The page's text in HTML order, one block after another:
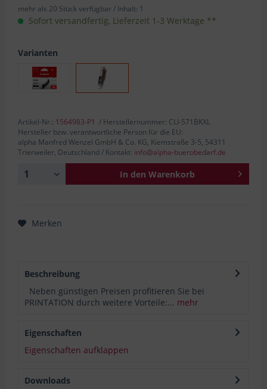
mehr als 20 Stück verfügbar / Inhalt: 1
Sofort versandfertig, Lieferzeit 1-3 Werktage **
Varianten
Artikel-Nr.: 1564983-P1 / Herstellernummer: CLI-571BKXL
Hersteller bzw. verantwortliche Person für die EU:
alpha Manfred Wenzel GmbH & Co. KG, Kiemstraße 3-5, 54311
Trierweiler, Deutschland / Kontakt: info@alpha-buerobedarf.de
In den Warenkorb
Merken
Beschreibung
Neben günstigen Preisen profitieren Sie bei
PRINTATION durch weitere Vorteile:... mehr
Eigenschaften
Eigenschaften aufklappen
Downloads